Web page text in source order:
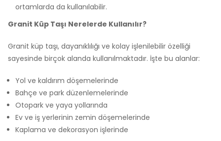
ortamlarda da kullanılabilir.
Granit Küp Taşı Nerelerde Kullanılır?
Granit küp taşı, dayanıklılığı ve kolay işlenilebilir özelliği
sayesinde birçok alanda kullanılmaktadır. İşte bu alanlar:
Yol ve kaldırım döşemelerinde
Bahçe ve park düzenlemelerinde
Otopark ve yaya yollarında
Ev ve iş yerlerinin zemin döşemelerinde
Kaplama ve dekorasyon işlerinde